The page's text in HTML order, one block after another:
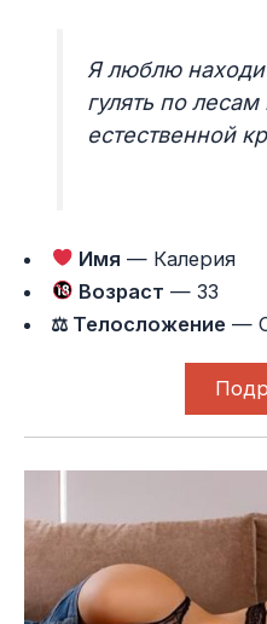
Я люблю
гулять по
естественной
Имя — Калерия
Возраст — 33
⚖ Телосложение —